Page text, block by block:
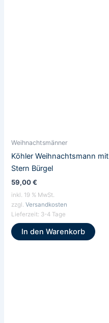
Weihnachtsmänner
Köhler Weihnachtsmann mit
Stern Bürgel
59,00€
inkl. 19 % MwSt.
zzgl.Versandkosten
Lieferzeit: 3-4 Tage
In den Warenkorb